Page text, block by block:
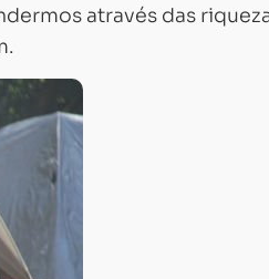
através das